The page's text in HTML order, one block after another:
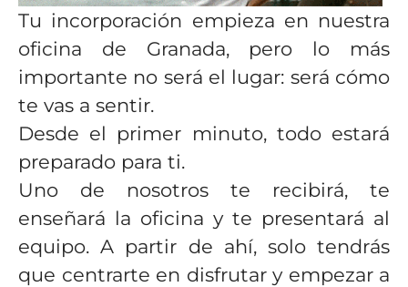
Tu incorporación empieza en nuestra
oficina de Granada, pero lo más
importante no será el lugar: será cómo
te vas a sentir.
Desde el primer minuto, todo estará
preparado para ti.
Uno de nosotros te recibirá, te
enseñará la oficina y te presentará al
equipo. A partir de ahí, solo tendrás
que centrarte en disfrutar y empezar a